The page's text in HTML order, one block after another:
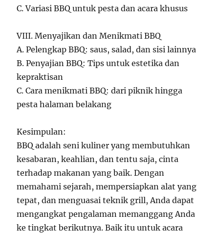
C. Variasi BBQ untuk pesta dan acara khusus
VIII. Menyajikan dan Menikmati BBQ
A. Pelengkap BBQ: saus, salad, dan sisi lainnya
B. Penyajian BBQ: Tips untuk estetika dan
kepraktisan
C. Cara menikmati BBQ: dari piknik hingga
pesta halaman belakang
Kesimpulan:
BBQ adalah seni kuliner yang membutuhkan
kesabaran, keahlian, dan tentu saja, cinta
terhadap makanan yang baik. Dengan
memahami sejarah, mempersiapkan alat yang
tepat, dan menguasai teknik grill, Anda dapat
mengangkat pengalaman memanggang Anda
ke tingkat berikutnya. Baik itu untuk acara